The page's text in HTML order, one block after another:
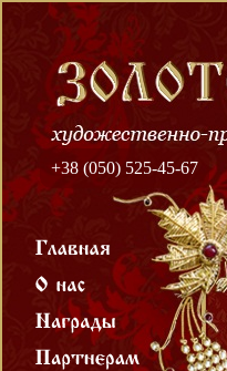
+38 (050) 525-45-67